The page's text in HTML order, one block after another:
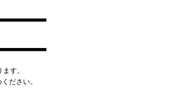
す。
ださい。